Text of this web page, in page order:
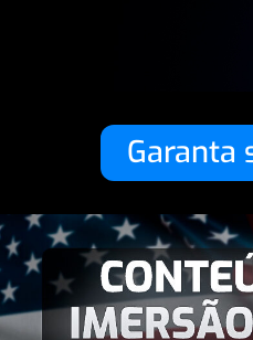
Garanta